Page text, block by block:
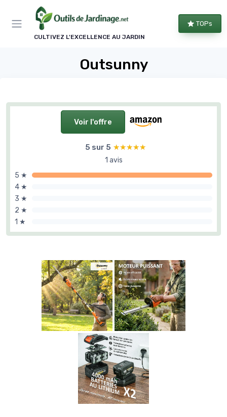
CULTIVEZ L'EXCELLENCE AU JARDIN
TOPs
Outsunny
Voir l'offre
5 sur 5 ★★★★★
★★★★★
1 avis
5 ★
4 ★
3 ★
2 ★
1 ★
Panneau de gestion des cookies